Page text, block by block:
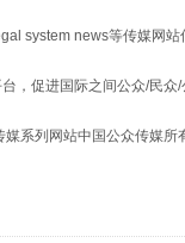
system news等传媒网站
，促进国际之间公众/民众
系列网站中国公众传媒所